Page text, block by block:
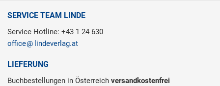
SERVICE TEAM LINDE
Service Hotline: +43 1 24 630
office
lindeverlag.at
LIEFERUNG
Buchbestellungen in Österreich versandkostenfrei